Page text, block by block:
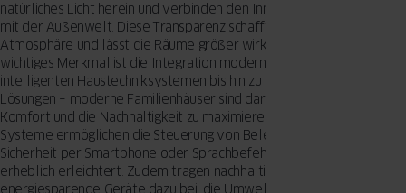
natürliches Licht herein und verbinden den Innenraum harmonisch
mit der Außenwelt. Diese Transparenz schafft eine einladende
Atmosphäre und lässt die Räume größer wirken. Ein weiteres
wichtiges Merkmal ist die Integration moderner Technologien. Von
intelligenten Haustechniksystemen bis hin zu energieeffizienten
Lösungen – moderne Familienhäuser sind darauf ausgelegt, den
Komfort und die Nachhaltigkeit zu maximieren. Smart-Home-
Systeme ermöglichen die Steuerung von Beleuchtung, Heizung und
Sicherheit per Smartphone oder Sprachbefehl, was den Alltag
erheblich erleichtert. Zudem tragen nachhaltige Baumaterialien und
energiesparende Geräte dazu bei, die Umweltbelastung zu